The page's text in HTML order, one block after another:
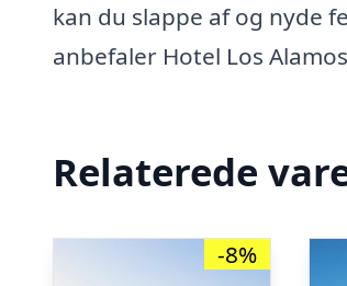
kan du slappe af og nyde
anbefaler Hotel Los
Relaterede
-8%